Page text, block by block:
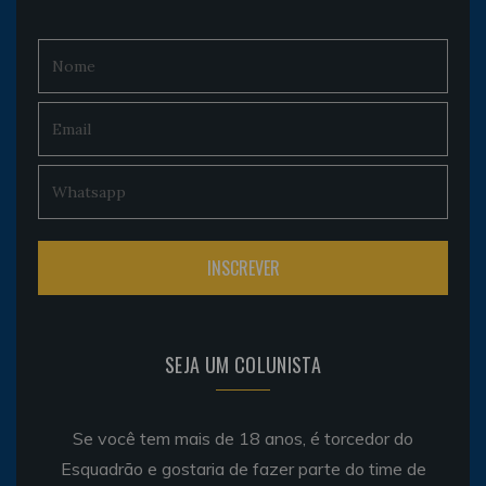
SEJA UM COLUNISTA
Se você tem mais de 18 anos, é torcedor do
Esquadrão e gostaria de fazer parte do time de